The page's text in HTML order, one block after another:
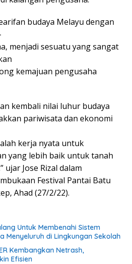
budaya Melayu dengan
menjadi sesuatu yang sangat
kemajuan pengusaha
kembali nilai luhur budaya
pariwisata dan ekonomi
kerja nyata untuk
yang lebih baik untuk tanah
ujar Jose Rizal dalam
Festival Pantai Batu
Ahad (27/2/22).
Untuk Membenahi Sistem
Menyeluruh di Lingkungan Sekolah
Kembangkan Netrash,
Efisien